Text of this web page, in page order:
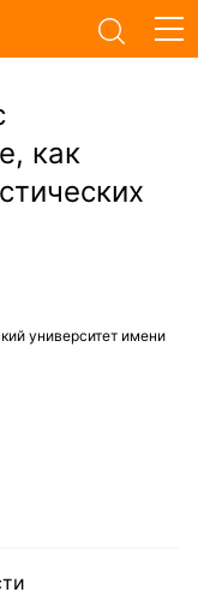
как
университет имени